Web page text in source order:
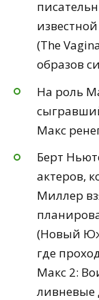
(The
образов
На роль
Макс
Берт
актеров,
Миллер
(Новый
где
Макс 2:
ливневые